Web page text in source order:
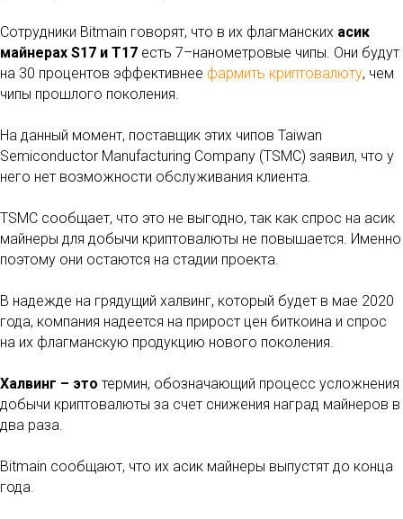
Сотрудники Bitmain говорят, что в их флагманских асик
майнерах S17 и Т17 есть 7–нанометровые чипы. Они будут
на 30 процентов эффективнее фармить криптовалюту, чем
чипы прошлого поколения.
На данный момент, поставщик этих чипов Taiwan
Semiconductor Manufacturing Company (TSMC) заявил, что у
него нет возможности обслуживания клиента.
TSMC сообщает, что это не выгодно, так как спрос на асик
майнеры для добычи криптовалюты не повышается. Именно
поэтому они остаются на стадии проекта.
В надежде на грядущий халвинг, который будет в мае 2020
года, компания надеется на прирост цен биткоина и спрос
на их флагманскую продукцию нового поколения.
Халвинг – это термин, обозначающий процесс усложнения
добычи криптовалюты за счет снижения наград майнеров в
два раза.
Bitmain сообщают, что их асик майнеры выпустят до конца
года.